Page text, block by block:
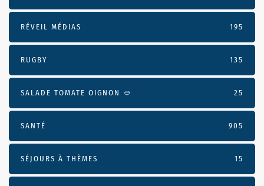
RÉVEIL MÉDIAS 195
RUGBY 135
SALADE TOMATE OIGNON 🥙 25
SANTÉ 905
SÉJOURS À THÈMES 15